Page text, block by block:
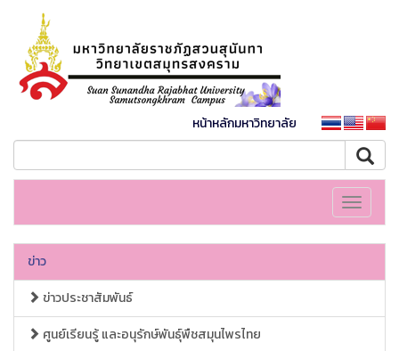
หน้าหลักมหาวิทยาลัย
Toggle
ข่าว
ข่าวประชาสัมพันธ์
ศูนย์เรียนรู้ และอนุรักษ์พันธุ์พืชสมุนไพรไทย